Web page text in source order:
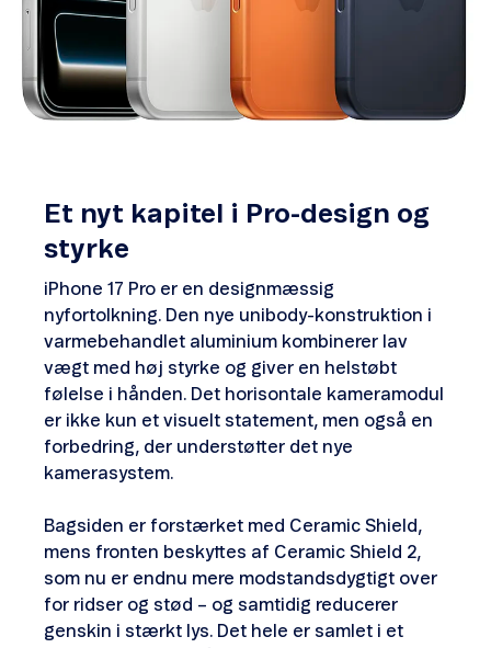
Et nyt kapitel i Pro-design og
styrke
iPhone 17 Pro er en designmæssig
nyfortolkning. Den nye unibody-konstruktion i
varmebehandlet aluminium kombinerer lav
vægt med høj styrke og giver en helstøbt
følelse i hånden. Det horisontale kameramodul
er ikke kun et visuelt statement, men også en
forbedring, der understøtter det nye
kamerasystem.
Bagsiden er forstærket med Ceramic Shield,
mens fronten beskyttes af Ceramic Shield 2,
som nu er endnu mere modstandsdygtigt over
for ridser og stød – og samtidig reducerer
genskin i stærkt lys. Det hele er samlet i et